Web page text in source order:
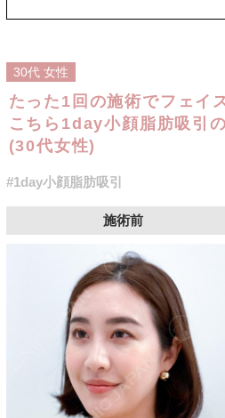
30代 女性
たった1回の施術でフェイ
こちら1day小顔脂肪吸引
(30代女性)
#1day小顔脂肪吸引
施術前